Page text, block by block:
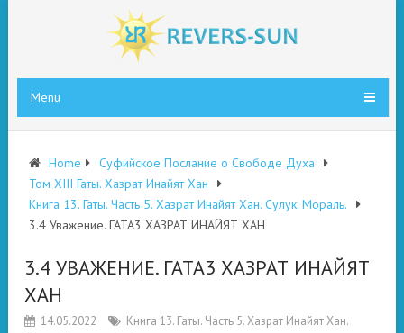
Menu
Home
Суфийское Послание о Свободе Духа
Том XIII Гаты. Хазрат Инайят Хан
Книга 13. Гаты. Часть 5. Хазрат Инайят Хан. Сулук: Мораль.
3.4 Уважение. ГАТА3 ХАЗРАТ ИНАЙЯТ ХАН
3.4 УВАЖЕНИЕ. ГАТА3 ХАЗРАТ ИНАЙЯТ
ХАН
14.05.2022
Книга 13. Гаты. Часть 5. Хазрат Инайят Хан.